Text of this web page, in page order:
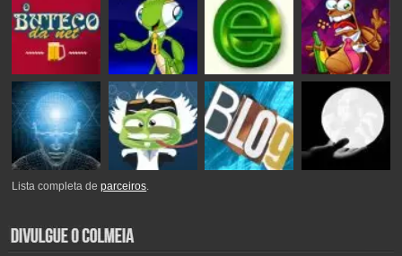
Lista completa deparceiros.